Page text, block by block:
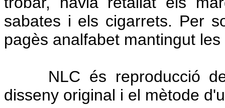
sabates i els cigarrets. Per
pagès analfabet mantingut
NLC és reproducció de
disseny original i el mètode